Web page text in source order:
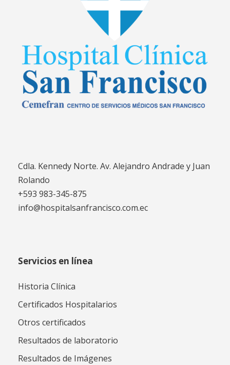
Cdla. Kennedy Norte. Av. Alejandro Andrade y Juan
Rolando
+593 983-345-875
info@hospitalsanfrancisco.com.ec
Servicios en línea
Historia Clínica
Certificados Hospitalarios
Otros certificados
Resultados de laboratorio
Resultados de Imágenes